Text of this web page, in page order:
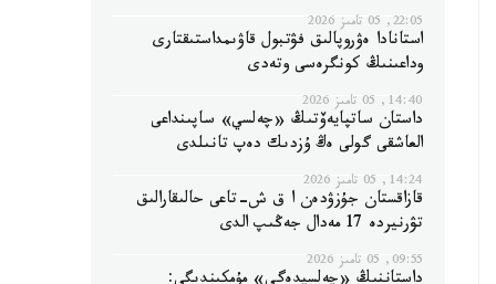
22:05, 05 تامىز 2026
استانادا ەۋروپالىق فۋتبول قاۋىمداستىقتارى
وداعىنىڭ كونگرەسى وتەدى
14:40, 05 تامىز 2026
داستان ساتپايەۆتىڭ «چەلسي» ساپىنداعى
العاشقى گولى ەڭ ۇزدىك دەپ تانىلدى
14:24, 05 تامىز 2026
قازاقستان جۇزۋدەن ا ق ش-تاعى حالىقارالىق
تۋرنيردە 17 مەدال جەڭىپ الدى
09:55, 05 تامىز 2026